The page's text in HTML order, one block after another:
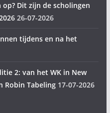
Dit zijn de scholingen
26-07-2026
tijdens en na het
2: van het WK in New
Robin Tabeling 17-07-2026